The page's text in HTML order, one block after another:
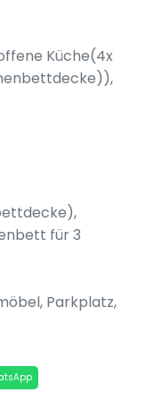
Küche(4x
für 3
Parkplatz,